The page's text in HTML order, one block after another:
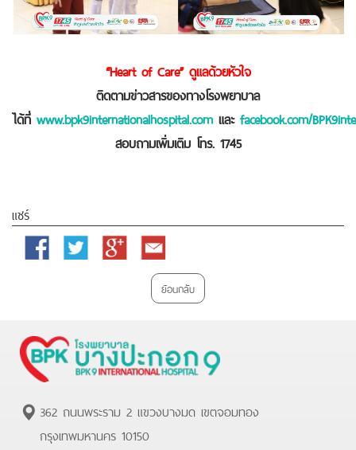
“Heart of Care” ดูแลด้วยหัวใจ
ติดตามข่าวสารของทางโรงพยาบาล
ได้ที่ www.bpk9internationalhospital.comและ facebook.com/
สอบถามเพิ่มเติม โทร. 1745
แชร์
Facebook Twitter
Google
Email
ย้อนกลับ
362 ถนนพระราม 2 แขวงบางมด เขตจอมทอง
กรุงเทพมหานคร 10150